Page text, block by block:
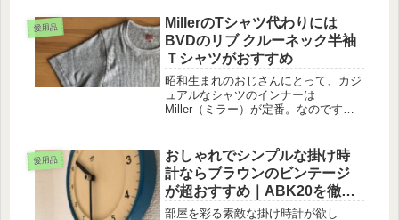
のことで、戯れに巻いてみたらいまだ
に動きました。しばらく使ってみて
も...
愛用品
MillerのTシャツ代わりには
BVDのリブ クルーネック半袖
Ｔシャツがおすすめ
昭和生まれのおじさんにとって、カジ
ュアルなシャツのインナーは
Miller（ミラー）が定番。なのです
合わせづらいものばかり。なおかつ、
妙に値段が高く（昔は3パックで
4,000...
愛用品
おしゃれでシンプルな掛け時
計ならブラウンのビンテージ
が超おすすめ｜ABK20を徹底
レビュー
部屋を彩る素敵な掛け時計が欲し